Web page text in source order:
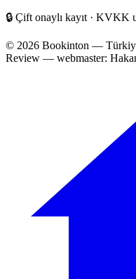
🔒 Çift onaylı kayıt · KVKK
© 2026 Bookinton —
Review — webmaster: